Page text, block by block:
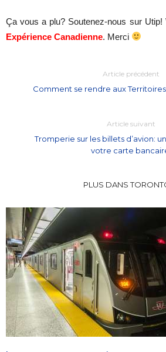
Ça vous a plu? Soutenez-nous sur Utip!
Expérience Canadienne. Merci
Article précédent
Comment se rendre aux
Article suivant
Tromperie sur les billets d’avion:
votre carte
PLUS DANS